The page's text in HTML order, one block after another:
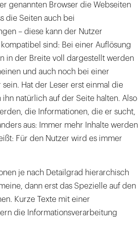
genannten Browser die Webseiten
die Seiten auch bei
– diese kann der Nutzer
sind: Bei einer Auflösung
in der Breite voll dargestellt werden
und auch noch bei einer
Hat der Leser erst einmal die
natürlich auf der Seite halten. Also
die Informationen, die er sucht,
aus: Immer mehr Inhalte werden
Für den Nutzer wird es immer
je nach Detailgrad hierarchisch
dann erst das Spezielle auf den
Kurze Texte mit einer
die Informationsverarbeitung